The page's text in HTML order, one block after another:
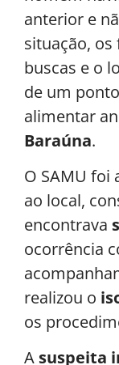
anterior e
situação,
buscas e o
de um
alimentar
Baraúna.
O SAMU foi
ao local,
encontrava
ocorrência
realizou o
os
A suspeita